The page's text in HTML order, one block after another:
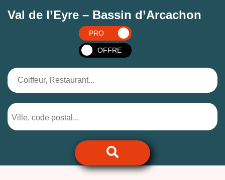
Val de l’Eyre – Bassin d’Arcachon
PRO
OFFRE